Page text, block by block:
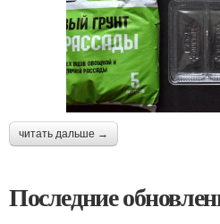
читать дальше →
Последние